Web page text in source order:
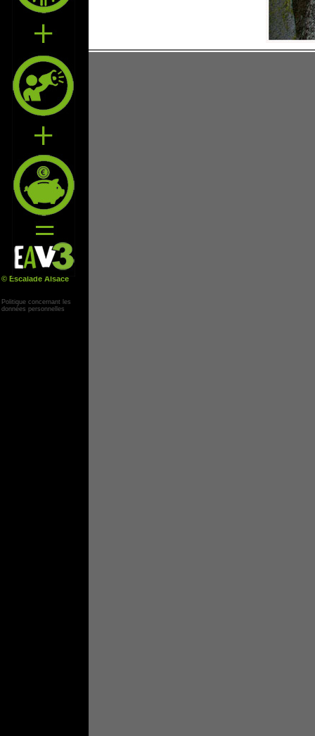
© Escalade Alsace
Politique concernant les
données personnelles